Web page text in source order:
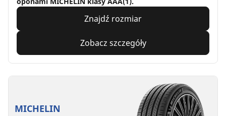
Znajdź rozmiar
Zobacz szczegóły
MICHELIN